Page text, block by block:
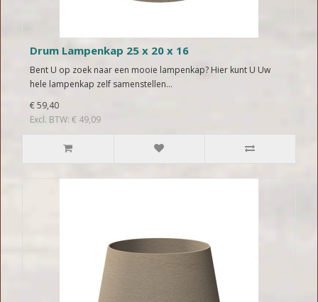
Drum Lampenkap 25 x 20 x 16
Bent U op zoek naar een mooie lampenkap? Hier kunt U Uw
hele lampenkap zelf samenstellen...
€ 59,40
Excl. BTW: € 49,09